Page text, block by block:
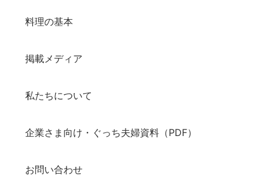
料理の基本
掲載メディア
私たちについて
企業さま向け・ぐっち夫婦資料（PDF）
お問い合わせ